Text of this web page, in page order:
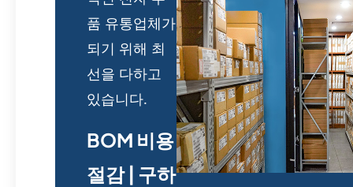
품 유통업체가
되기 위해 최
선을 다하고
있습니다.
BOM 비용
절감 | 구하